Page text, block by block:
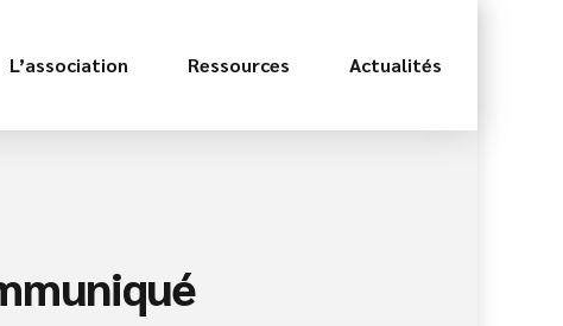
L’association Ressources Actualités